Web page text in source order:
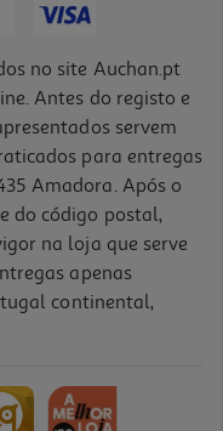
no site Auchan.pt
Antes do registo e
servem
para entregas
Amadora. Após o
do código postal,
na loja que serve
apenas
continental,